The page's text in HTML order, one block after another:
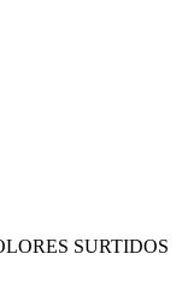
SURTIDOS